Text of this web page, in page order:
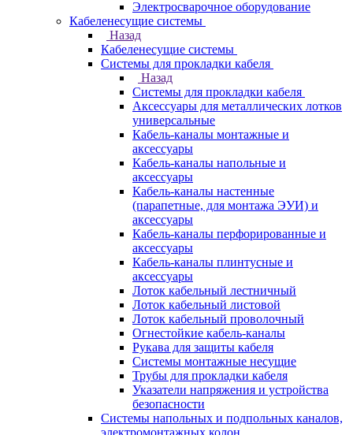
Электросварочное оборудование
Кабеленесущие системы
Назад
Кабеленесущие системы
Системы для прокладки кабеля
Назад
Системы для прокладки кабеля
Аксессуары для металлических лотков
универсальные
Кабель-каналы монтажные и
аксессуары
Кабель-каналы напольные и
аксессуары
Кабель-каналы настенные
(парапетные, для монтажа ЭУИ) и
аксессуары
Кабель-каналы перфорированные и
аксессуары
Кабель-каналы плинтусные и
аксессуары
Лоток кабельный лестничный
Лоток кабельный листовой
Лоток кабельный проволочный
Огнестойкие кабель-каналы
Рукава для защиты кабеля
Системы монтажные несущие
Трубы для прокладки кабеля
Указатели напряжения и устройства
безопасности
Системы напольных и подпольных каналов,
электромонтажных колон